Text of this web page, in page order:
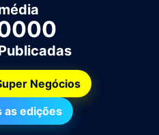
Negócios
as edições